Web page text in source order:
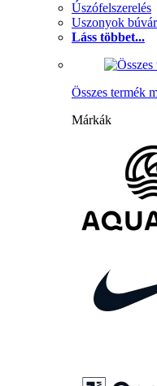
Úszófelszerelés
Uszonyok
Láss többet...
Összes termék
Márkák